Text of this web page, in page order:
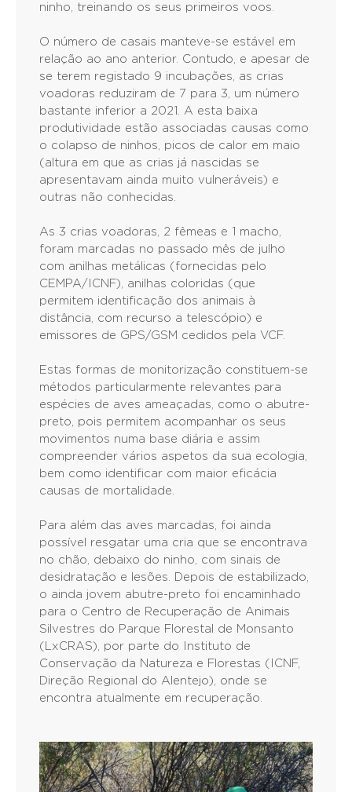
ninho, treinando os seus primeiros voos.
O número de casais manteve-se estável em
relação ao ano anterior. Contudo, e apesar de
se terem registado 9 incubações, as crias
voadoras reduziram de 7 para 3, um número
bastante inferior a 2021. A esta baixa
produtividade estão associadas causas como
o colapso de ninhos, picos de calor em maio
(altura em que as crias já nascidas se
apresentavam ainda muito vulneráveis) e
outras não conhecidas.
As 3 crias voadoras, 2 fêmeas e 1 macho,
foram marcadas no passado mês de julho
com anilhas metálicas (fornecidas pelo
CEMPA/ICNF), anilhas coloridas (que
permitem identificação dos animais à
distância, com recurso a telescópio) e
emissores de GPS/GSM cedidos pela VCF.
Estas formas de monitorização constituem-se
métodos particularmente relevantes para
espécies de aves ameaçadas, como o abutre-
preto, pois permitem acompanhar os seus
movimentos numa base diária e assim
compreender vários aspetos da sua ecologia,
bem como identificar com maior eficácia
causas de mortalidade.
Para além das aves marcadas, foi ainda
possível resgatar uma cria que se encontrava
no chão, debaixo do ninho, com sinais de
desidratação e lesões. Depois de estabilizado,
o ainda jovem abutre-preto foi encaminhado
para o Centro de Recuperação de Animais
Silvestres do Parque Florestal de Monsanto
(LxCRAS), por parte do Instituto de
Conservação da Natureza e Florestas (ICNF,
Direção Regional do Alentejo), onde se
encontra atualmente em recuperação.